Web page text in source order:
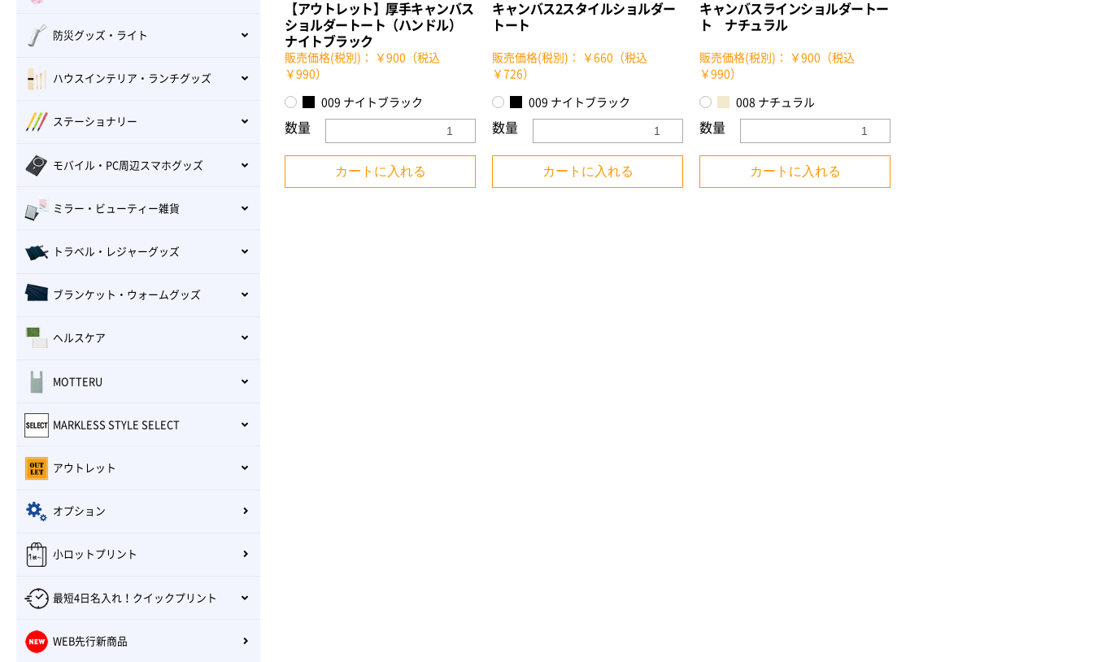
【アウトレット】厚手キャンバス
ショルダートート（ハンドル）
ナイトブラック
販売価格(税別)： ￥900（税込
￥990）
009 ナイトブラック
数量
カートに入れる
キャンバス2スタイルショルダー
トート
販売価格(税別)： ￥660（税込
￥726）
009 ナイトブラック
数量
カートに入れる
キャンバスラインショルダートー
ト ナチュラル
販売価格(税別)： ￥900（税込
￥990）
008 ナチュラル
数量
カートに入れる
防災グッズ・ライト
ハウスインテリア・ランチグッズ
ステーショナリー
モバイル・PC周辺スマホグッズ
ミラー・ビューティー雑貨
トラベル・レジャーグッズ
ブランケット・ウォームグッズ
ヘルスケア
MOTTERU
MARKLESS STYLE SELECT
アウトレット
オプション
小ロットプリント
最短4日名入れ！クイックプリント
WEB先行新商品